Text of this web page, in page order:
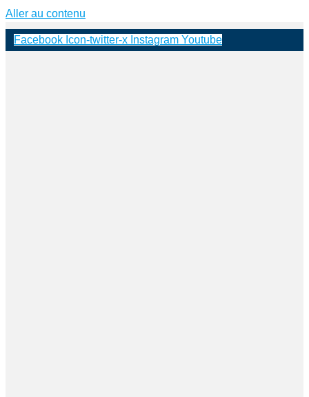
Aller au contenu
Facebook Icon-twitter-x Instagram Youtube